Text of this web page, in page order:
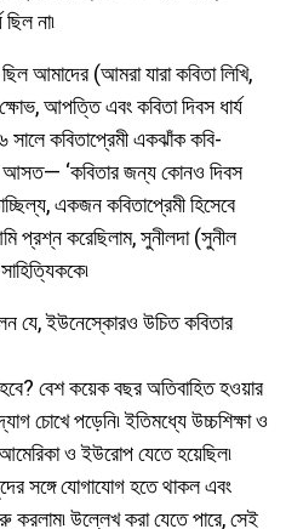
না৷
আমাদের (আমরা যারা কবিতা লিখি,
আপত্তি এবং কবিতা দিবস ধার্য
কবিতাপ্রেমী একঝাঁক কবি-
আসত— ‘কবিতার জন্য কোনও দিবস
একজন কবিতাপ্রেমী হিসেবে
প্রশ্ন করেছিলাম, সুনীলদা (সুনীল
যে, ইউনেস্কোরও উচিত কবিতার
বেশ কয়েক বছর অতিবাহিত হওয়ার
চোখে পড়েনি৷ ইতিমধ্যে উচ্চশিক্ষা ও
ও ইউরোপ যেতে হয়েছিল৷
সঙ্গে যোগাযোগ হতে থাকল এবং
করলাম৷ উল্লেখ করা যেতে পারে, সেই